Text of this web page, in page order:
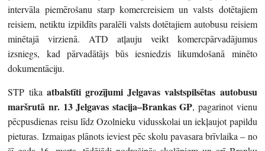
intervāla piemērošanu starp komercreisiem un valsts dotētajiem
reisiem, netiktu izpildīts paralēli valsts dotētajiem autobusu reisiem
minētajā virzienā. ATD atļauju veikt komercpārvadājumus
izsniegs, kad pārvadātājs būs iesniedzis likumdošanā minēto
dokumentāciju.
STP tika atbalstīti grozījumi Jelgavas valstspilsētas autobusu
maršrutā nr. 13 Jelgavas stacija–Brankas GP, pagarinot vienu
pēcpusdienas reisu līdz Ozolnieku vidusskolai un iekļaujot papildu
pieturas. Izmaiņas plānots ieviest pēc skolu pavasara brīvlaika – no